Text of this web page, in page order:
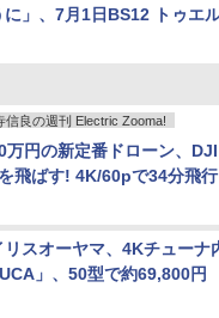
に」、7月1日BS12 トゥエ
信良の週刊 Electric Zooma!
万円の新定番ドローン、
飛ばす! 4K/60pで34分飛行
リスオーヤマ、4Kチューナ
」、50型で約69,800円